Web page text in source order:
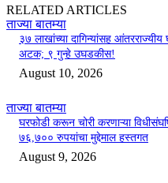
RELATED ARTICLES
ताज्या बातम्या
३७ लाखांच्या दागिन्यांसह आंतरराज्यीय
अटक; ९ गुन्हे उघडकीस!
August 10, 2026
ताज्या बातम्या
घरफोडी करून चोरी करणाऱ्या
७६,७०० रुपयांचा मुद्देमाल हस्तगत
August 9, 2026